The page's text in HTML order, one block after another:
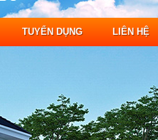
TUYỂN DỤNG LIÊN HỆ